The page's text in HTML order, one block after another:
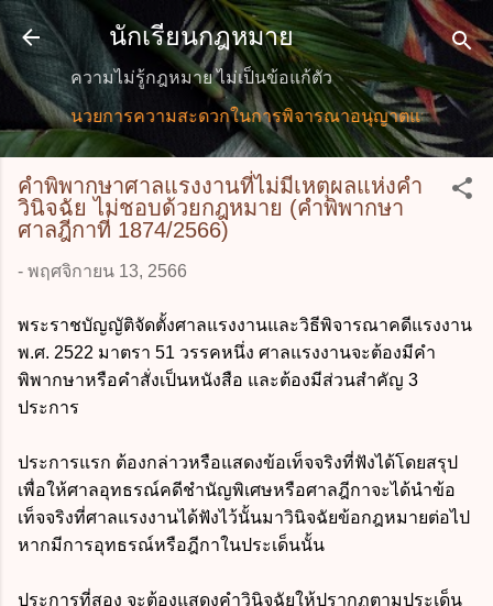
ข้ามไปที่เนื้อหาหลัก
นักเรียนกฎหมาย
ความไม่รู้กฎหมาย ไม่เป็นข้อแก้ตัว
อำนวยการความสะดวกในการพิจารณาอนุญาตและการให้บริ
คำพิพากษาศาลแรงงานที่ไม่มีเหตุผลแห่งคำ
วินิจฉัย ไม่ชอบด้วยกฎหมาย (คำพิพากษา
ศาลฎีกาที่ 1874/2566)
- พฤศจิกายน 13, 2566
พระราชบัญญัติจัดตั้งศาลแรงงานและวิธีพิจารณาคดีแรงงาน
พ.ศ. 2522 มาตรา 51 วรรคหนึ่ง ศาลแรงงานจะต้องมีคำ
พิพากษาหรือคำสั่งเป็นหนังสือ และต้องมีส่วนสำคัญ 3
ประการ
ประการแรก ต้องกล่าวหรือแสดงข้อเท็จจริงที่ฟังได้โดยสรุป
เพื่อให้ศาลอุทธรณ์คดีชำนัญพิเศษหรือศาลฎีกาจะได้นำข้อ
เท็จจริงที่ศาลแรงงานได้ฟังไว้นั้นมาวินิจฉัยข้อกฎหมายต่อไป
หากมีการอุทธรณ์หรือฎีกาในประเด็นนั้น
ประการที่สอง จะต้องแสดงคำวินิจฉัยให้ปรากฏตามประเด็น